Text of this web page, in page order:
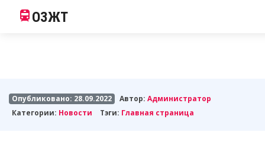
ОЗЖТ
Опубликовано: 28.09.2022 Автор:Администратор
Категории: Новости Тэги: Главная страница